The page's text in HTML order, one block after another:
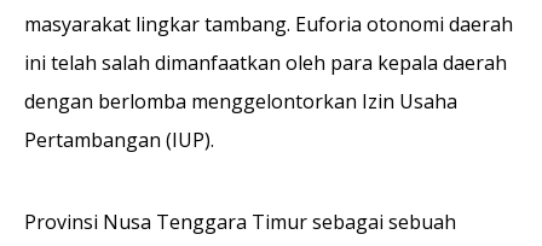
masyarakat lingkar tambang. Euforia otonomi daerah
ini telah salah dimanfaatkan oleh para kepala daerah
dengan berlomba menggelontorkan Izin Usaha
Pertambangan (IUP).
Provinsi Nusa Tenggara Timur sebagai sebuah